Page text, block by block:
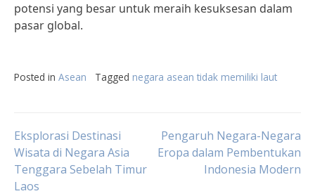
potensi yang besar untuk meraih kesuksesan dalam
pasar global.
Posted in Asean Tagged negara asean tidak memiliki laut
Post
navigation
Eksplorasi Destinasi
Wisata di Negara Asia
Tenggara Sebelah Timur
Laos
Pengaruh Negara-Negara
Eropa dalam Pembentukan
Indonesia Modern